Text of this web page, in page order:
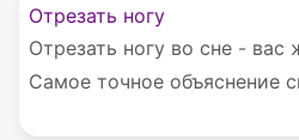
Отрезать ногу
Отрезать ногу во сне - вас
Самое точное объяснение